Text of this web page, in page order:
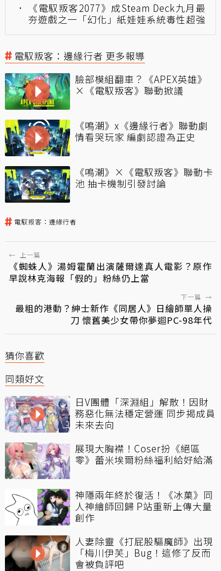
《電馭叛客2077》成Steam Deck九月最
夯遊戲之一「幻化」紙娃娃系統毒性超強
電馭叛客：邊緣行者 更多報導
臉部模組翻車？《APEX英雄》
×《電馭叛客》聯動掀議
《鳴潮》x《邊緣行者》聯動劇
情看哭玩家 編劇認證為正史
《鳴潮》×《電馭叛客》聯動卡
池 抽卡機制引發討論
電馭叛客：邊緣行者
← 上一篇
《蜘蛛人》湯姆霍蘭出演薩爾達真人電影？原作
早說林克海報「假的」粉絲仍上當
下一篇 →
最粗的港動？紳士新作《同居人》日繪師單人操
刀 懷舊美少女帶你夢迴PC-98年代
猜你喜歡
同類好文
日V團體「深淵組」解散！因財
務惡化無法穩定營運 同步揭成員
未來去向
展現大胸襟！Coser扮《絕區
零》蕾米埃爾粉絲福利給好給滿
神隱兩年終於復活！《冰菓》同
人神繪師回歸 P站重新上傳大量
創作
人妻除靈《打屁股驅魔師》出現
「梅川伊芙」Bug！這修了反而
會被負評吧